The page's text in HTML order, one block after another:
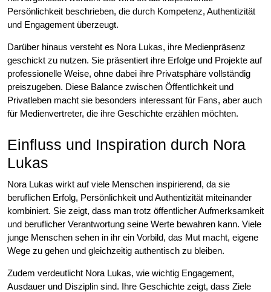
Persönlichkeit beschrieben, die durch Kompetenz, Authentizität
und Engagement überzeugt.
Darüber hinaus versteht es Nora Lukas, ihre Medienpräsenz
geschickt zu nutzen. Sie präsentiert ihre Erfolge und Projekte auf
professionelle Weise, ohne dabei ihre Privatsphäre vollständig
preiszugeben. Diese Balance zwischen Öffentlichkeit und
Privatleben macht sie besonders interessant für Fans, aber auch
für Medienvertreter, die ihre Geschichte erzählen möchten.
Einfluss und Inspiration durch Nora
Lukas
Nora Lukas wirkt auf viele Menschen inspirierend, da sie
beruflichen Erfolg, Persönlichkeit und Authentizität miteinander
kombiniert. Sie zeigt, dass man trotz öffentlicher Aufmerksamkeit
und beruflicher Verantwortung seine Werte bewahren kann. Viele
junge Menschen sehen in ihr ein Vorbild, das Mut macht, eigene
Wege zu gehen und gleichzeitig authentisch zu bleiben.
Zudem verdeutlicht Nora Lukas, wie wichtig Engagement,
Ausdauer und Disziplin sind. Ihre Geschichte zeigt, dass Ziele